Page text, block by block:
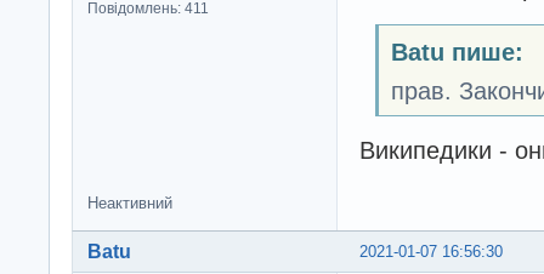
Повідомлень: 411
Batu пише:
прав.
Википедики -
Неактивний
2021-01-07 16:56:30
Batu